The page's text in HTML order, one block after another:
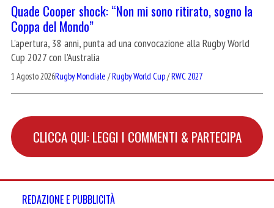
Quade Cooper shock: “Non mi sono ritirato, sogno la
Coppa del Mondo”
L'apertura, 38 anni, punta ad una convocazione alla Rugby World
Cup 2027 con l'Australia
1 Agosto 2026Rugby Mondiale /Rugby World Cup/RWC 2027
CLICCA QUI: LEGGI I COMMENTI & PARTECIPA
REDAZIONE E PUBBLICITÀ